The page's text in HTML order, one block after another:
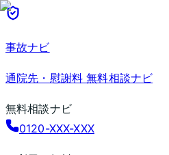
事故ナビ
通院先・慰謝料 無料相談ナビ
無料相談ナビ
0120-XXX-XXX